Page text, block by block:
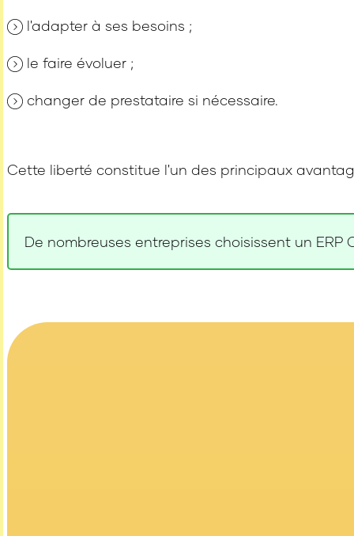
l'adapter à ses besoins ;
le faire évoluer ;
changer de prestataire si nécessaire.
Cette liberté constitue l'un des principaux
De nombreuses entreprises choisissent un